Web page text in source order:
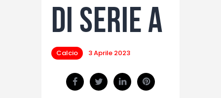
di Serie A
Calcio 3 Aprile 2023